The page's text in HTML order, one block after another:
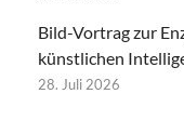
Bild-Vortrag zur
künstlichen
28. Juli 2026